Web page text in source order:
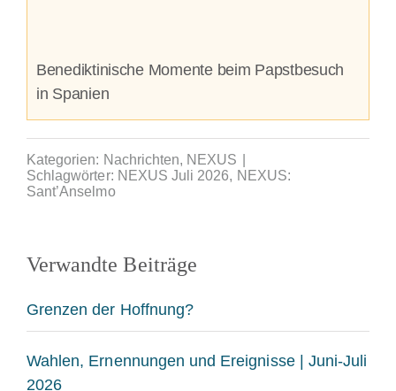
Benediktinische Momente beim Papstbesuch
in Spanien
Kategorien: Nachrichten, NEXUS
Schlagwörter: NEXUS Juli 2026, NEXUS:
Sant’Anselmo
Verwandte Beiträge
Grenzen der Hoffnung?
Wahlen, Ernennungen und Ereignisse | Juni-Juli
2026